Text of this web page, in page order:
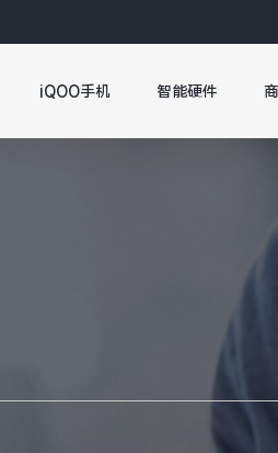
iQOO手机 智能硬件